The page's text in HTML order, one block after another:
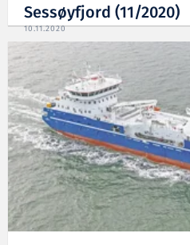
Sessøyfjord (11/2020)
10.11.2020